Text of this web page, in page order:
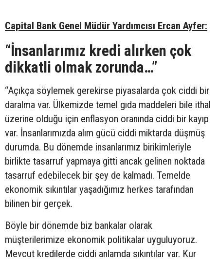
Capital Bank Genel Müdür Yardımcısı Ercan Ayfer:
“İnsanlarımız kredi alırken çok
dikkatli olmak zorunda…”
“Açıkça söylemek gerekirse piyasalarda çok ciddi bir
daralma var. Ülkemizde temel gıda maddeleri bile ithal
üzerine olduğu için enflasyon oranında ciddi bir kayıp
var. İnsanlarımızda alım gücü ciddi miktarda düşmüş
durumda. Bu dönemde insanlarımız birikimleriyle
birlikte tasarruf yapmaya gitti ancak gelinen noktada
tasarruf edebilecek bir şey de kalmadı. Temelde
ekonomik sıkıntılar yaşadığımız herkes tarafından
bilinen bir gerçek.
Böyle bir dönemde biz bankalar olarak
müşterilerimize ekonomik politikalar uyguluyoruz.
Mevcut kredilerde ciddi anlamda sıkıntılar var. Kur